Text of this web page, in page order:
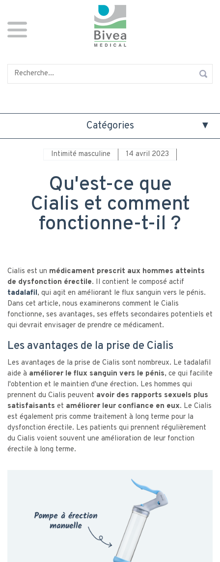
contenu
principal
Catégories
Intimité masculine 14 avril 2023
Qu'est-ce que
Cialis et comment
fonctionne-t-il ?
Cialis est un médicament prescrit aux hommes atteints
de dysfonction érectile. Il contient le composé actif
tadalafil, qui agit en améliorant le flux sanguin vers le pénis.
Dans cet article, nous examinerons comment le Cialis
fonctionne, ses avantages, ses effets secondaires potentiels et
qui devrait envisager de prendre ce médicament.
Les avantages de la prise de Cialis
Les avantages de la prise de Cialis sont nombreux. Le tadalafil
aide à améliorer le flux sanguin vers le pénis, ce qui facilite
l'obtention et le maintien d'une érection. Les hommes qui
prennent du Cialis peuvent avoir des rapports sexuels plus
satisfaisants et améliorer leur confiance en eux. Le Cialis
est également pris comme traitement à long terme pour la
dysfonction érectile. Les patients qui prennent régulièrement
du Cialis voient souvent une amélioration de leur fonction
érectile à long terme.
Panneau de gestion des cookies